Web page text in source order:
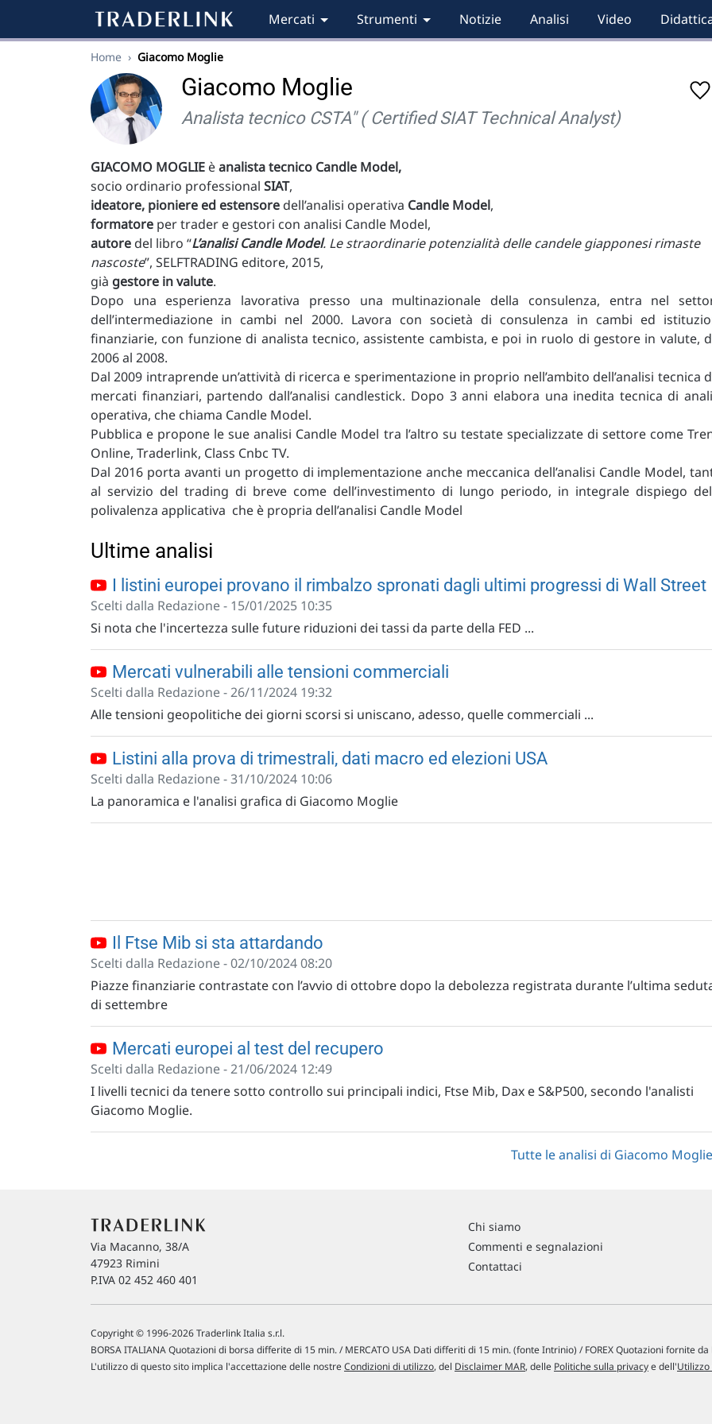
Mercati Strumenti Notizie Analisi Video
Home › Giacomo Moglie
Giacomo Moglie
Analista tecnico CSTA" ( Certified SIAT Technical Analyst)
GIACOMO MOGLIE èanalista tecnico Candle Model,
socio ordinario professional SIAT,
ideatore, pioniere ed estensore dell’analisi operativa Candle Model,
formatore per trader e gestori con analisi Candle Model,
autore del libro “L’analisi Candle Model. Le straordinarie potenzialità delle candele giapponesi rimaste
nascoste”, SELFTRADING editore, 2015,
già gestore in valute.
Dopo una esperienza lavorativa presso una multinazionale della consulenza, entra nel
dell’intermediazione in cambi nel 2000. Lavora con società di consulenza in cambi ed
finanziarie, con funzione di analista tecnico, assistente cambista, e poi in ruolo di gestore in valute,
2006 al 2008.
Dal 2009 intraprende un’attività di ricerca e sperimentazione in proprio nell’ambito dell’analisi tecnica
mercati finanziari, partendo dall’analisi candlestick. Dopo 3 anni elabora una inedita tecnica di
operativa, che chiama Candle Model.
Pubblica e propone le sue analisi Candle Model tra l’altro su testate specializzate di settore come
Online, Traderlink, Class Cnbc TV.
Dal 2016 porta avanti un progetto di implementazione anche meccanica dell’analisi Candle Model,
al servizio del trading di breve come dell’investimento di lungo periodo, in integrale dispiego
polivalenza applicativa che è propria dell’analisi Candle Model
Ultime analisi
I listini europei provano il rimbalzo spronati dagli ultimi progressi di Wall Street
Scelti dalla Redazione - 15/01/2025 10:35
Si nota che l'incertezza sulle future riduzioni dei tassi da parte della FED ...
Mercati vulnerabili alle tensioni commerciali
Scelti dalla Redazione - 26/11/2024 19:32
Alle tensioni geopolitiche dei giorni scorsi si uniscano, adesso, quelle commerciali ...
Listini alla prova di trimestrali, dati macro ed elezioni USA
Scelti dalla Redazione - 31/10/2024 10:06
La panoramica e l'analisi grafica di Giacomo Moglie
Il Ftse Mib si sta attardando
Scelti dalla Redazione - 02/10/2024 08:20
Piazze finanziarie contrastate con l’avvio di ottobre dopo la debolezza registrata durante l’ultima
di settembre
Mercati europei al test del recupero
Scelti dalla Redazione - 21/06/2024 12:49
I livelli tecnici da tenere sotto controllo sui principali indici, Ftse Mib, Dax e S&P500, secondo l'analisti
Giacomo Moglie.
Tutte le analisi di Giacomo Moglie
Via Macanno, 38/A
47923 Rimini
P.IVA 02 452 460 401
Chi siamo
Commenti e segnalazioni
Contattaci
Copyright © 1996-2026 Traderlink Italia s.r.l.
BORSA ITALIANA Quotazioni di borsa differite di 15 min. / MERCATO USA Dati differiti di 15 min. (fonte Intrinio) / FOREX Quotazioni fornite da
L'utilizzo di questo sito implica l'accettazione delle nostreCondizioni di utilizzo, del Disclaimer MAR, delle Politiche sulla privacye dell'